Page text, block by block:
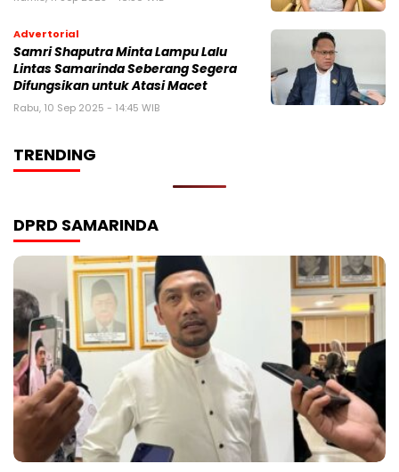
Advertorial
Samri Shaputra Minta Lampu Lalu
Lintas Samarinda Seberang Segera
Difungsikan untuk Atasi Macet
Rabu, 10 Sep 2025 - 14:45 WIB
TRENDING
DPRD SAMARINDA